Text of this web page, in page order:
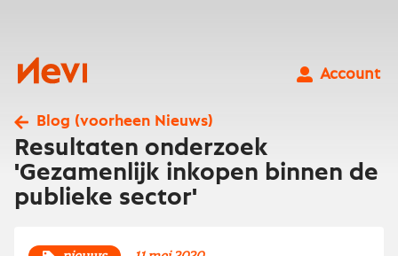
Nevi
Account
Blog (voorheen Nieuws)
Resultaten onderzoek
'Gezamenlijk inkopen binnen de
publieke sector'